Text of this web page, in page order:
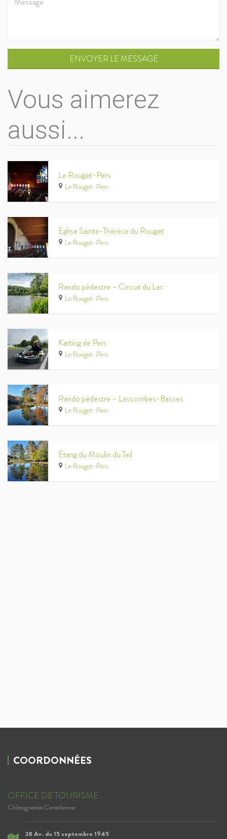
ENVOYER LE MESSAGE
Vous aimerez
aussi...
Le Rouget-Pers
Le Rouget-Pers
Église Sainte-Thérèse du Rouget
Le Rouget-Pers
Rando pédestre – Circuit du Lac
Le Rouget-Pers
Karting de Pers
Le Rouget-Pers
Rando pédestre – Lascombes-Basses
Le Rouget-Pers
Étang du Moulin du Teil
Le Rouget-Pers
COORDONNÉES
OFFICE DE TOURISME
Châtaigneraie Cantalienne
28 Av. du 15 septembre 1945